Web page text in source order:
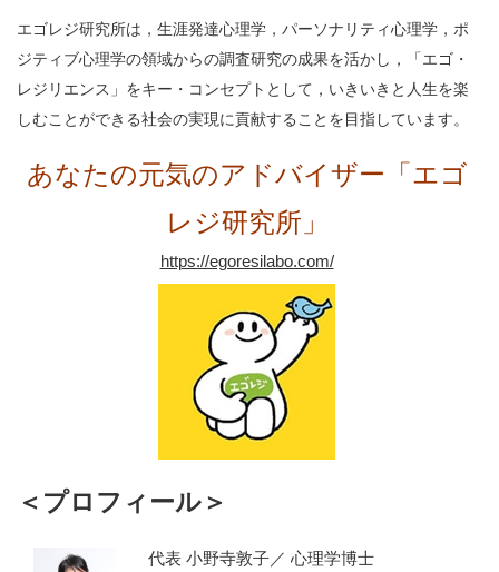
エゴレジ研究所は，生涯発達心理学，パーソナリティ心理学，ポ
ジティブ心理学の領域からの調査研究の成果を活かし，「エゴ・
レジリエンス」をキー・コンセプトとして，いきいきと人生を楽
しむことができる社会の実現に貢献することを目指しています。
あなたの元気のアドバイザー「エゴ
レジ研究所」
https://egoresilabo.com/
＜プロフィール＞
代表 小野寺敦子／ 心理学博士